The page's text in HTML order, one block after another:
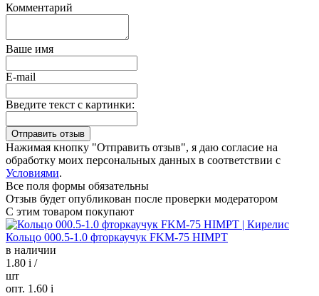
Комментарий
Ваше имя
E-mail
Введите текст с картинки:
Нажимая кнопку "Отправить отзыв", я даю согласие на
обработку моих персональных данных в соответствии с
Условиями.
Все поля формы обязательны
Отзыв будет опубликован после проверки модератором
С этим товаром покупают
Кольцо 000.5-1.0 фторкаучук FKM-75 HIMPT
в наличии
1.80 i /
шт
опт. 1.60 i